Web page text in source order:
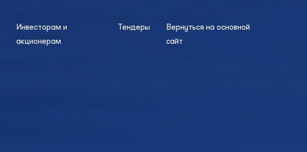
Инвесторам и
акционерам
Тендеры
Вернуться на основной
сайт